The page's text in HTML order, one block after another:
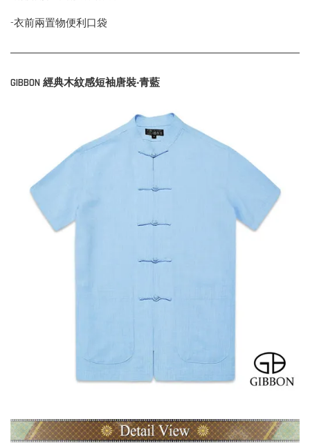
-衣前兩置物便利口袋
GIBBON 經典木紋感短袖唐裝‧青藍